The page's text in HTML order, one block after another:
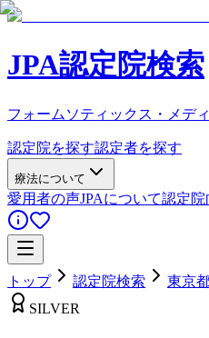
JPA認定院検索
フォームソティックス・メデ
認定院を探す認定者を探す
療法について
愛用者の声JPAについて認定院
トップ 認定院検索 東京
SILVER